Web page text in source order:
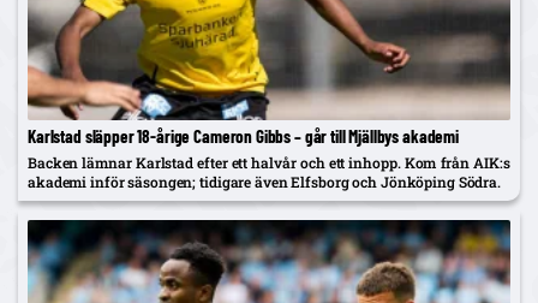
Karlstad släpper 18-årige Cameron Gibbs – går till Mjällbys akademi
Backen lämnar Karlstad efter ett halvår och ett inhopp. Kom från AIK:s
akademi inför säsongen; tidigare även Elfsborg och Jönköping Södra.